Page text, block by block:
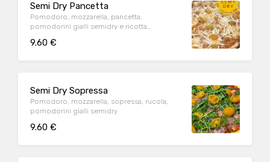
Semi Dry Pancetta
Pomodoro, mozzarella, pancetta,
pomodorini gialli semidry e ricotta
9.60 €
Semi Dry Sopressa
Pomodoro, mozzarella, sopressa, rucola,
pomodorini gialli semidry
9.60 €